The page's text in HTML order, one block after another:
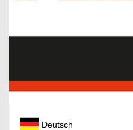
Deutsch